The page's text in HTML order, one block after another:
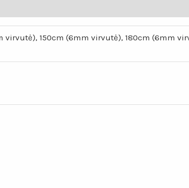
ulita“
virvutė), 150cm (6mm virvutė), 180cm (6mm